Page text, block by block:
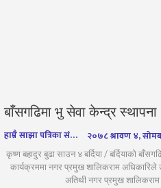
बाँसगढिमा भु सेवा केन्द्र स्थापना
हाम्रै साझा पत्रिका संवाददाता २०७८ श्रावण ४,
कृष्ण बहादुर बुढा साउन ४ बर्दिया / बर्दियाको
कार्यक्रममा नगर प्रमुख शालिकराम
अतिथी नगर प्रमुख शालिकराम